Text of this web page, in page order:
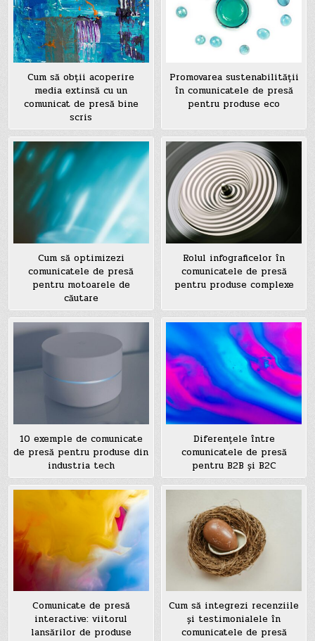
Cum să obții acoperire
media extinsă cu un
comunicat de presă bine
scris
Promovarea sustenabilității
în comunicatele de presă
pentru produse eco
Cum să optimizezi
comunicatele de presă
pentru motoarele de
căutare
Rolul infograficelor în
comunicatele de presă
pentru produse complexe
10 exemple de comunicate
de presă pentru produse din
industria tech
Diferențele între
comunicatele de presă
pentru B2B și B2C
Comunicate de presă
interactive: viitorul
lansărilor de produse
Cum să integrezi recenziile
și testimonialele în
comunicatele de presă